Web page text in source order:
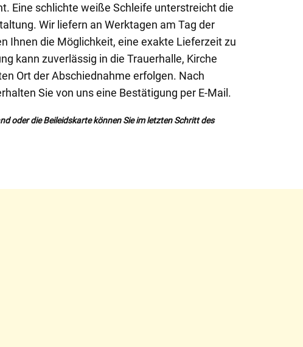
Eine schlichte weiße Schleife unterstreicht die
Wir liefern an Werktagen am Tag der
Ihnen die Möglichkeit, eine exakte Lieferzeit zu
kann zuverlässig in die Trauerhalle, Kirche
Ort der Abschiednahme erfolgen. Nach
Sie von uns eine Bestätigung per E-Mail.
oder die Beileidskarte können Sie im letzten Schritt des